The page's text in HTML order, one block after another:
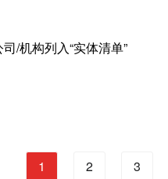
/机构列入“实体清单”
1 2 3